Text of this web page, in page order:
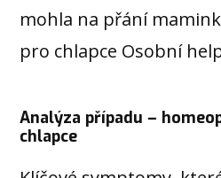
mohla na přání
pro chlapce Osobní
Analýza případu –
chlapce